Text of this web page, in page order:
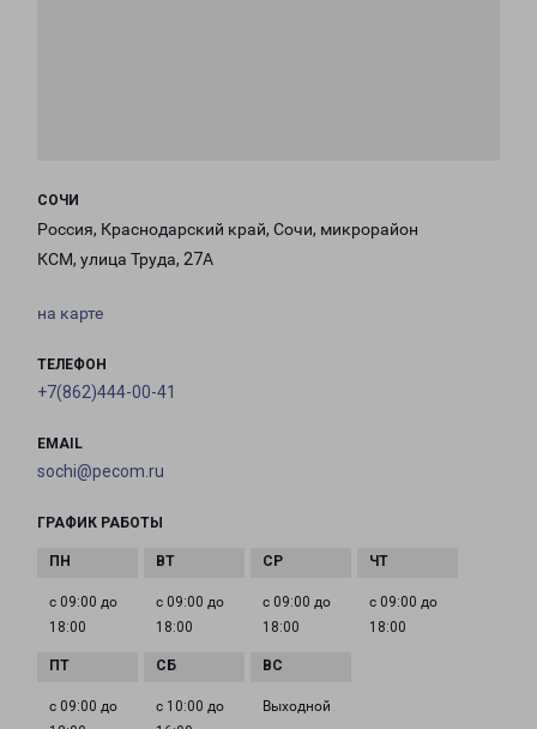
СОЧИ
Россия, Краснодарский край, Сочи, микрорайон
КСМ, улица Труда, 27А
на карте
ТЕЛЕФОН
+7(862)444-00-41
EMAIL
sochi@pecom.ru
ГРАФИК РАБОТЫ
с 09:00 до
18:00
с 09:00 до
18:00
с 09:00 до
18:00
с 09:00 до
18:00
с 09:00 до
с 10:00 до
Выходной